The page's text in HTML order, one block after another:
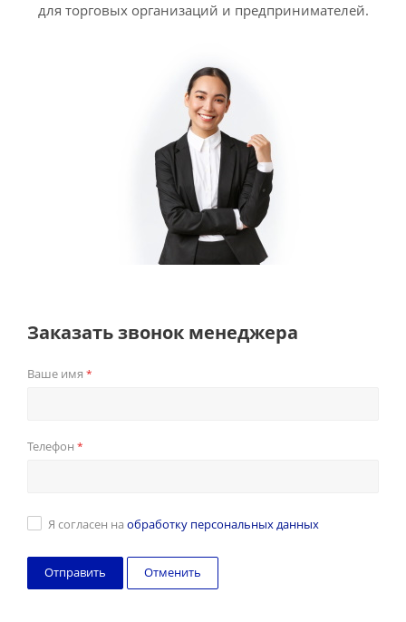
для торговых организаций и предпринимателей.
Заказать звонок менеджера
Ваше имя *
Телефон *
Я согласен на обработку персональных данных
Отменить